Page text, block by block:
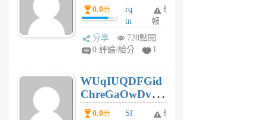
0.0分
rq
tn
jt
gl
個
月
前
舉
報
分享
728點閱
0 評論/給分
1
WUqIUQDFGid
ChreGaOwDv
dY0.0分
Sf
舉